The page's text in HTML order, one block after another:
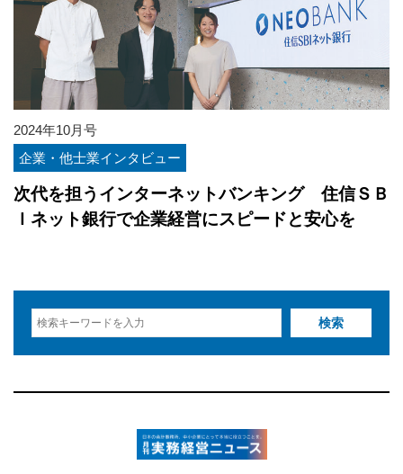
2024年10月号
企業・他士業インタビュー
次代を担うインターネットバンキング 住信ＳＢ
Ｉネット銀行で企業経営にスピードと安心を